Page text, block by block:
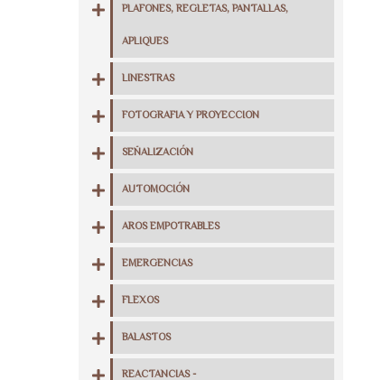
PLAFONES, REGLETAS, PANTALLAS,
APLIQUES
LINESTRAS
FOTOGRAFIA Y PROYECCION
SEÑALIZACIÓN
AUTOMOCIÓN
AROS EMPOTRABLES
EMERGENCIAS
FLEXOS
BALASTOS
REACTANCIAS -